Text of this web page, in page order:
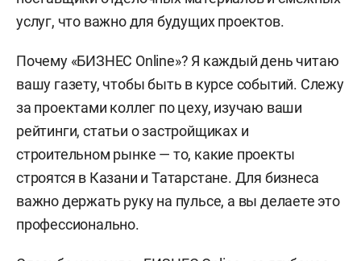
услуг, что важно для будущих проектов.
Почему «БИЗНЕС Online»? Я каждый день читаю
вашу газету, чтобы быть в курсе событий. Слежу
за проектами коллег по цеху, изучаю ваши
рейтинги, статьи о застройщиках и
строительном рынке — то, какие проекты
строятся в Казани и Татарстане. Для бизнеса
важно держать руку на пульсе, а вы делаете это
профессионально.